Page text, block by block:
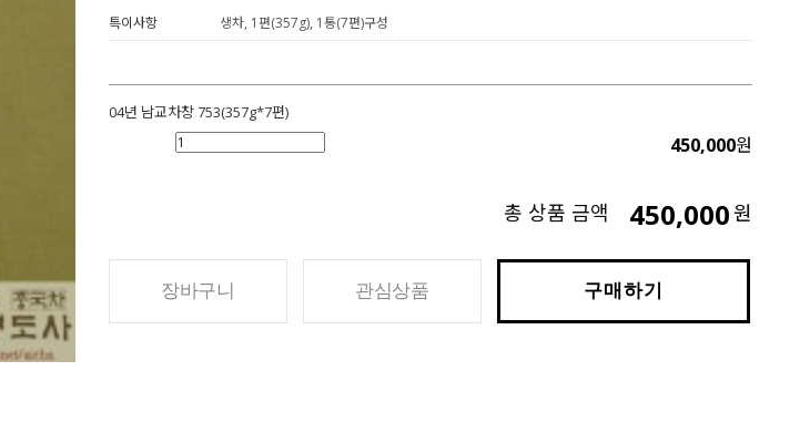
특이사항 생차, 1편(357g), 1통(7편)구성
04년 남교차창 753(357g*7편)
450,000원
총 상품 금액 450,000원
장바구니 관심상품 구매하기